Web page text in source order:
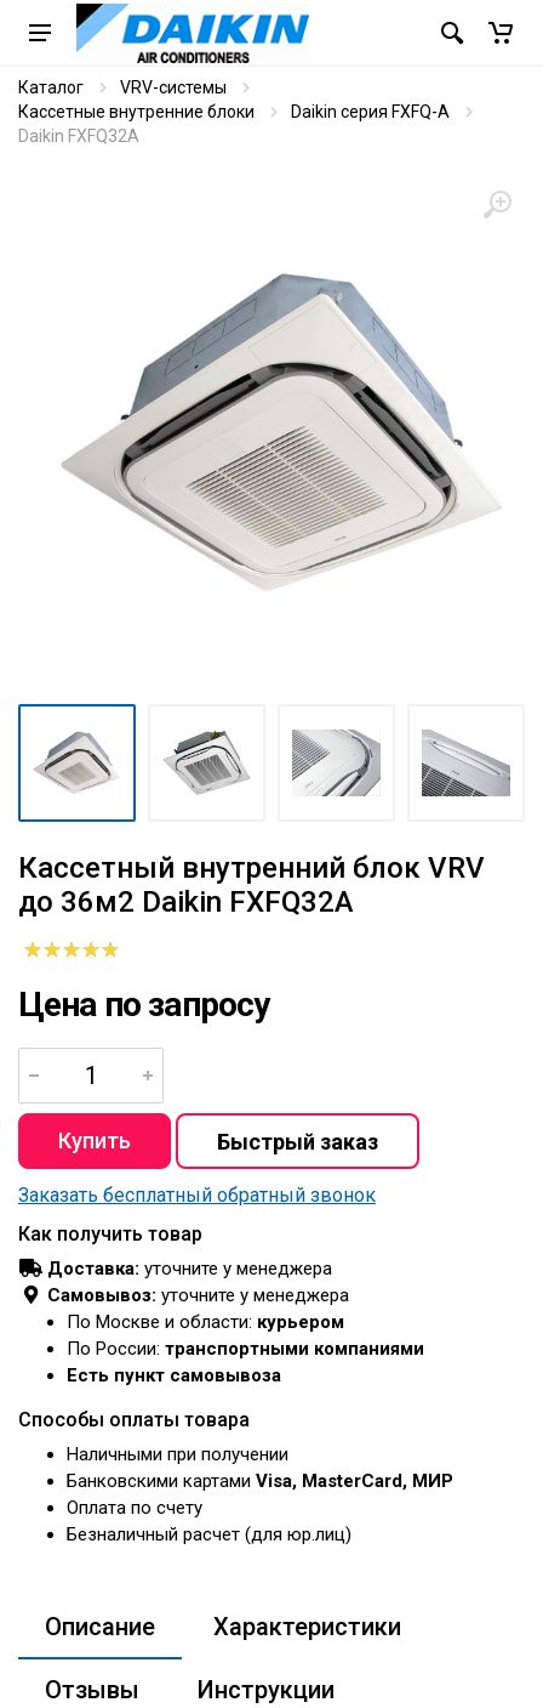
Каталог
VRV-системы
Кассетные внутренние блоки
Daikin серия FXFQ-A
Daikin FXFQ32A
Кассетный внутренний блок VRV
до 36м2 Daikin FXFQ32A
Цена по запросу
Заказать бесплатный обратный звонок
Как получить товар
Доставка: уточните у менеджера
Самовывоз: уточните у менеджера
По Москве и области: курьером
По России: транспортными компаниями
Есть пункт самовывоза
Способы оплаты товара
Наличными при получении
Банковскими картами Visa, MasterCard, МИР
Оплата по счету
Безналичный расчет (для юр.лиц)
Описание Характеристики
Отзывы Инструкции